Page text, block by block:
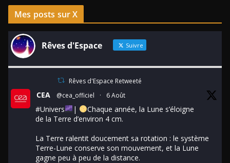
Mes posts sur X
Rêves d'Espace Suivre
Rêves d'Espace Retweeté
CEA @cea_officiel · 6 Août
#Univers |
Chaque année, la Lune s’éloigne
de la Terre d’environ 4 cm.
La Terre ralentit doucement sa rotation : le système
Terre-Lune conserve son mouvement, et la Lune
gagne peu à peu de la distance.